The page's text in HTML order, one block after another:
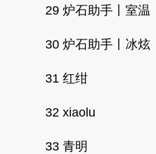
29 炉石助手丨室温
30 炉石助手丨冰炫
31 红绀
32 xiaolu
33 青明